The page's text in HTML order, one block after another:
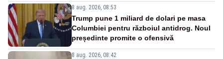
8 aug. 2026, 08:53
Trump pune 1 miliard de dolari pe masa
Columbiei pentru războiul antidrog. Noul
președinte promite o ofensivă
8 aug. 2026, 08:42